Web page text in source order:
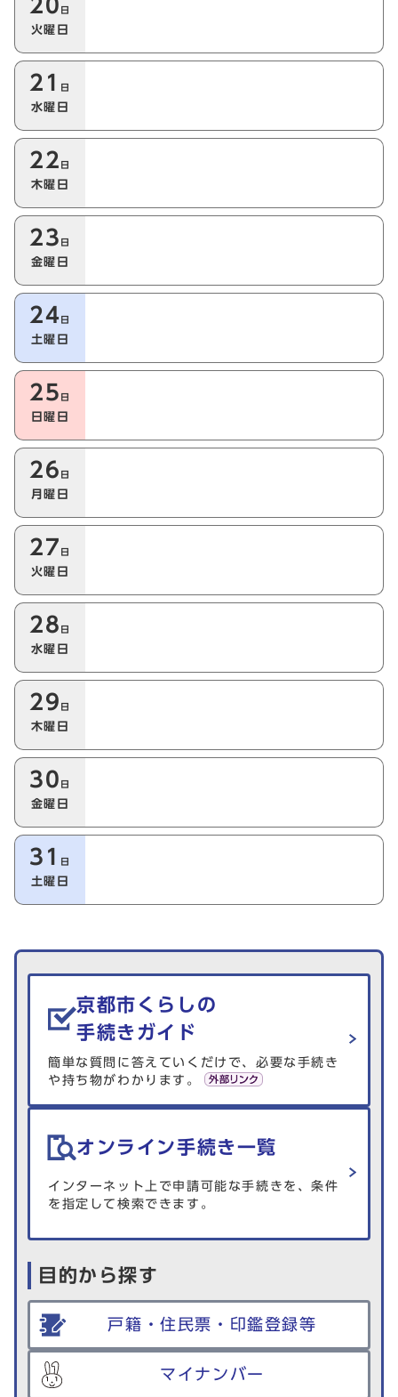
20 日
火曜日
21 日
水曜日
22 日
木曜日
23 日
金曜日
24 日
土曜日
25 日
日曜日
26 日
月曜日
27 日
火曜日
28 日
水曜日
29 日
木曜日
30 日
金曜日
31 日
土曜日
生活情報を探す
京都市くらしの
手続きガイド
簡単な質問に答えていくだけで、必要な手続き
や持ち物がわかります。
オンライン手続き一覧
インターネット上で申請可能な手続きを、条件
を指定して検索できます。
目的から探す
戸籍・住民票・印鑑登録等
マイナンバー